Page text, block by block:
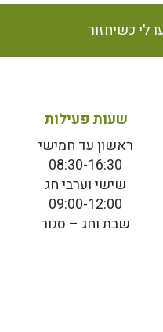
לי כשיחזור
שעות פעילות
ראשון עד חמישי
08:30-16:30
שישי וערבי חג
09:00-12:00
שבת וחג – סגור